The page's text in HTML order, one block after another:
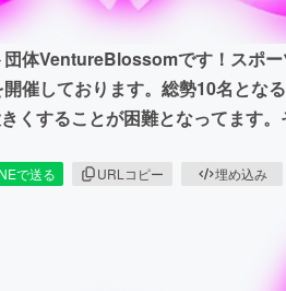
体VentureBlossomです！スポ
催しております。総勢10名とな
くすることが困難となってます
で送る URLコピー 埋め込み